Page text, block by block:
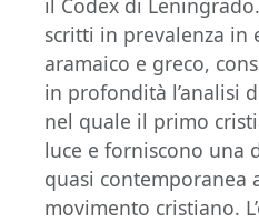
il Codex di
scritti in prevalenza in
aramaico e greco,
in profondità l’analisi
nel quale il primo
luce e forniscono una
quasi contemporanea
movimento cristiano.